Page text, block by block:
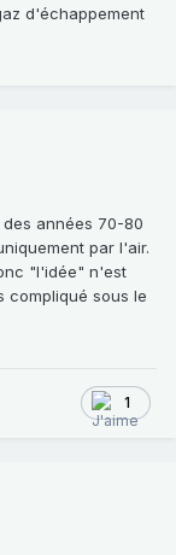
d'échappement
années 70-80
par l'air.
"l'idée" n'est
compliqué sous le
1